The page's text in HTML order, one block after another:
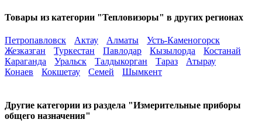
Товары из категории "Тепловизоры" в других регионах
Петропавловск Актау Алматы
Усть-Каменогорск
Жезказган
Туркестан Павлодар Кызылорда
Костанай
Караганда
Уральск Талдыкорган Тараз
Атырау
Конаев
Кокшетау Семей Шымкент
Другие категории из раздела "Измерительные приборы
общего назначения"